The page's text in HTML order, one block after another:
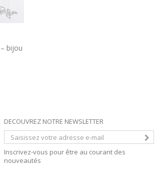
bijou
DECOUVREZ NOTRE NEWSLETTER
Inscrivez-vous pour être au courant des
nouveautés